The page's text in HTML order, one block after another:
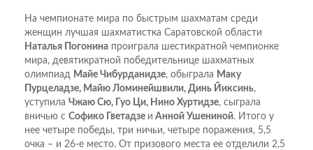
На чемпионате мира по быстрым шахматам среди
женщин лучшая шахматистка Саратовской области
Наталья Погонина проиграла шестикратной чемпионке
мира, девятикратной победительнице шахматных
олимпиад Майе Чибурданидзе, обыграла Маку
Пурцеладзе, Майю Ломинейшвили, Динь Йиксинь,
уступила Чжаю Сю, Гуо Ци, Нино Хуртидзе, сыграла
вничью с Софико Гветадзе и Анной Ушениной. Итого у
нее четыре победы, три ничьи, четыре поражения, 5,5
очка – и 26-е место. От призового места ее отделили 2,5